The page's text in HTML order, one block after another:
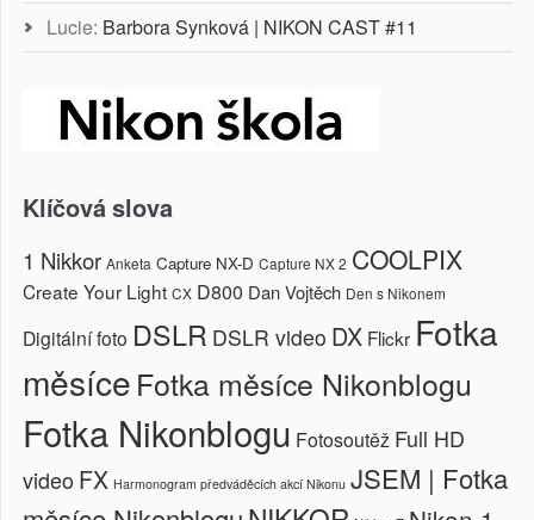
Lucie: Barbora Synková | NIKON CAST #11
Klíčová slova
1 Nikkor Anketa Capture NX-D Capture NX 2 COOLPIX
Create Your Light CX D800 Dan Vojtěch Den s Nikonem
Digitální foto DSLR DSLR video DX Flickr Fotka
měsíceFotka měsíce Nikonblogu
Fotka Nikonblogu Fotosoutěž Full HD
video FX Harmonogram předváděcích akcí Nikonu JSEM | Fotka